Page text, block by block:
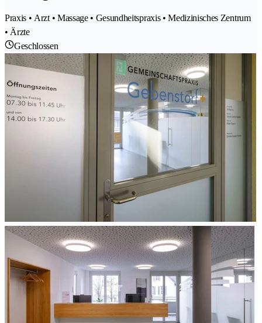
Praxis • Arzt • Massage • Gesundheitspraxis • Medizinisches Zentrum
• Ärzte
Geschlossen